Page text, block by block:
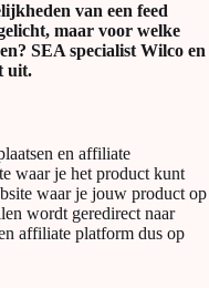
van een feed
maar voor welke
SEA specialist Wilco en
uit.
en affiliate
waar je het product kunt
waar je jouw product op
wordt geredirect naar
affiliate platform dus op